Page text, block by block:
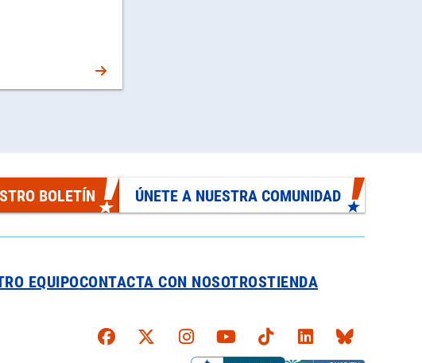
BOLETÍN ÚNETE A NUESTRA COMUNIDAD
EQUIPOCONTACTA CON NOSOTROSTIENDA
Faceboook
X Instagram
YouTubeTikTokLinkedInBluesky